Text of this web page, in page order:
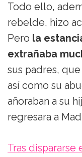
Todo ello,
rebelde, hizo
Pero la
extrañaba
sus padres,
así como su
añoraban a su
regresara a
Tras dispararse